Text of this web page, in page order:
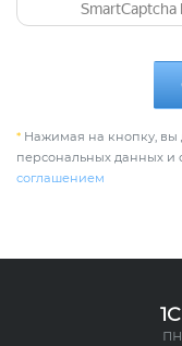
* Нажимая на кнопку, вы
персональных данных и
соглашением